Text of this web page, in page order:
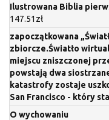
Ilustrowana Biblia
147.51 zł
zapoczątkowana
zbiorcze.Światło
miejscu zniszczonej
powstają dwa
katastrofy zostaje
San Francisco - który
O wychowaniu